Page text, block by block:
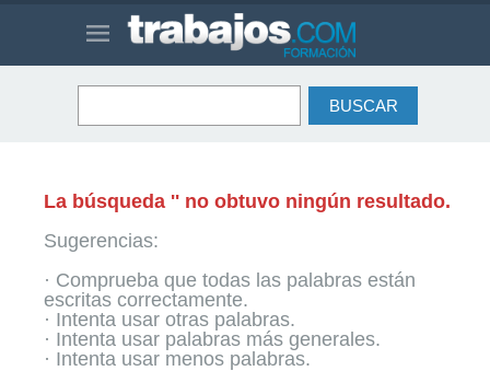
La búsqueda '' no obtuvo ningún resultado.
Sugerencias:
· Comprueba que todas las palabras están
escritas correctamente.
· Intenta usar otras palabras.
· Intenta usar palabras más generales.
· Intenta usar menos palabras.